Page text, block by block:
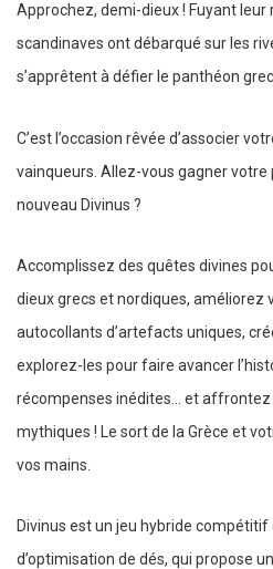
Approchez, demi-dieux ! Fuyant leur
scandinaves ont débarqué sur les
s’apprêtent à défier le panthéon
C’est l’occasion rêvée d’associer
vainqueurs. Allez-vous gagner votre
nouveau Divinus ?
Accomplissez des quêtes divines
dieux grecs et nordiques, améliorez
autocollants d’artefacts uniques,
explorez-les pour faire avancer
récompenses inédites... et
mythiques ! Le sort de la Grèce et
vos mains.
Divinus est un jeu hybride
d’optimisation de dés, qui propose